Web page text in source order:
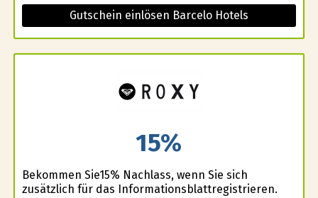
Gutschein einlösen Barcelo Hotels
15%
Bekommen Sie15% Nachlass, wenn Sie sich
zusätzlich für das Informationsblattregistrieren.